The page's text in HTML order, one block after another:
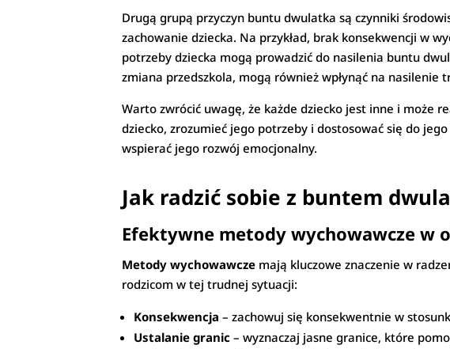
Drugą grupą przyczyn buntu dwulatka są czynniki
zachowanie dziecka. Na przykład, brak konsekwencji w
potrzeby dziecka mogą prowadzić do nasilenia buntu
zmiana przedszkola, mogą również wpłynąć na nasilenie
Warto zwrócić uwagę, że każde dziecko jest inne i może
dziecko, zrozumieć jego potrzeby i dostosować się do
wspierać jego rozwój emocjonalny.
Jak radzić sobie z buntem
Efektywne metody wychowawcze w
Metody wychowawcze mają kluczowe znaczenie w
rodzicom w tej trudnej sytuacji:
Konsekwencja – zachowuj się konsekwentnie w
Ustalanie granic – wyznaczaj jasne granice, które